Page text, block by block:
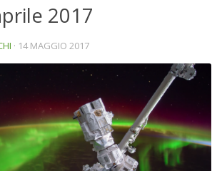
2017
· 14 MAGGIO 2017